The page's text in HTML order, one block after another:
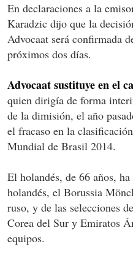
En declaraciones a la
Karadzic dijo que la
Advocaat será confirmada
próximos dos días.
Advocaat sustituye en el
quien dirigía de forma
de la dimisión, el año
el fracaso en la
Mundial de Brasil 2014.
El holandés, de 66 años,
holandés, el Borussia
ruso, y de las selecciones
Corea del Sur y Emiratos
equipos.